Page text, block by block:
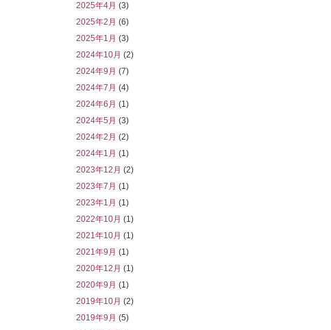
2025年4月 (3)
2025年2月 (6)
2025年1月 (3)
2024年10月 (2)
2024年9月 (7)
2024年7月 (4)
2024年6月 (1)
2024年5月 (3)
2024年2月 (2)
2024年1月 (1)
2023年12月 (2)
2023年7月 (1)
2023年1月 (1)
2022年10月 (1)
2021年10月 (1)
2021年9月 (1)
2020年12月 (1)
2020年9月 (1)
2019年10月 (2)
2019年9月 (5)